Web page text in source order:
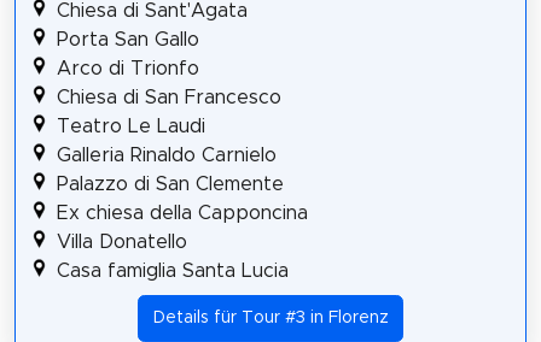
Chiesa di Sant'Agata
Porta San Gallo
Arco di Trionfo
Chiesa di San Francesco
Teatro Le Laudi
Galleria Rinaldo Carnielo
Palazzo di San Clemente
Ex chiesa della Capponcina
Villa Donatello
Casa famiglia Santa Lucia
Details für Tour #3 in Florenz